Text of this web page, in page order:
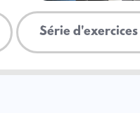
Série d'exercices